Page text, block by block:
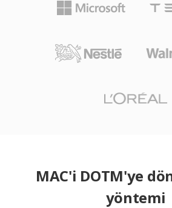
MAC'i DOTM'ye
yöntemi